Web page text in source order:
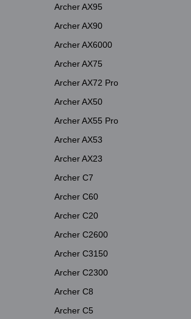
Archer AX95
Archer AX90
Archer AX6000
Archer AX75
Archer AX72 Pro
Archer AX50
Archer AX55 Pro
Archer AX53
Archer AX23
Archer C7
Archer C60
Archer C20
Archer C2600
Archer C3150
Archer C2300
Archer C8
Archer C5